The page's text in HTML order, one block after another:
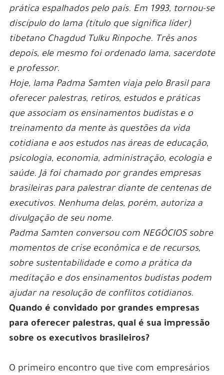
prática espalhados pelo país. Em 1993, tornou-se
discípulo do lama (título que significa líder)
tibetano Chagdud Tulku Rinpoche. Três anos
depois, ele mesmo foi ordenado lama, sacerdote
e professor.
Hoje, lama Padma Samten viaja pelo Brasil para
oferecer palestras, retiros, estudos e práticas
que associam os ensinamentos budistas e o
treinamento da mente às questões da vida
cotidiana e aos estudos nas áreas de educação,
psicologia, economia, administração, ecologia e
saúde. Já foi chamado por grandes empresas
brasileiras para palestrar diante de centenas de
executivos. Nenhuma delas, porém, autoriza a
divulgação de seu nome.
Padma Samten conversou com NEGÓCIOS sobre
momentos de crise econômica e de recursos,
sobre sustentabilidade e como a prática da
meditação e dos ensinamentos budistas podem
ajudar na resolução de conflitos cotidianos.
Quando é convidado por grandes empresas
para oferecer palestras, qual é sua impressão
sobre os executivos brasileiros?
O primeiro encontro que tive com empresários